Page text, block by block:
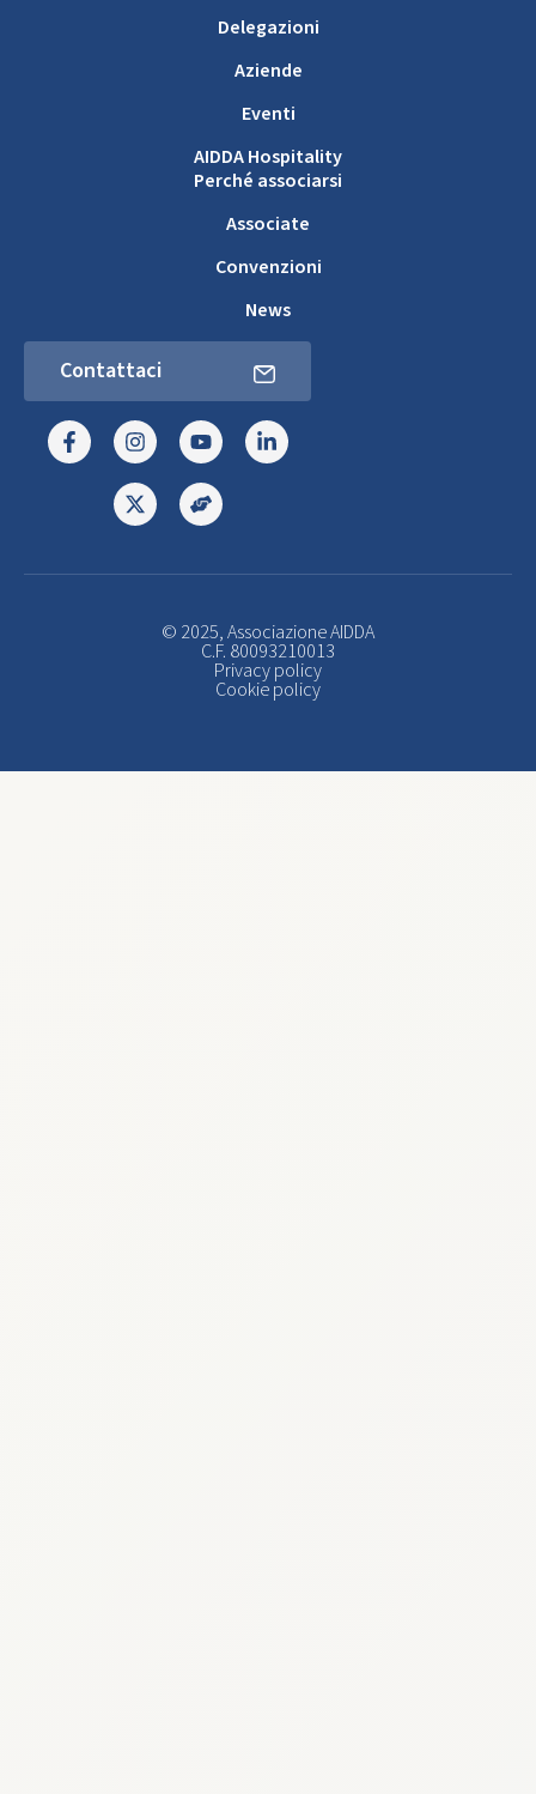
Delegazioni
Aziende
Eventi
AIDDA Hospitality
Perché associarsi
Associate
Convenzioni
News
Contattaci
© 2025, Associazione AIDDA
C.F. 80093210013
Privacy policy
Cookie policy